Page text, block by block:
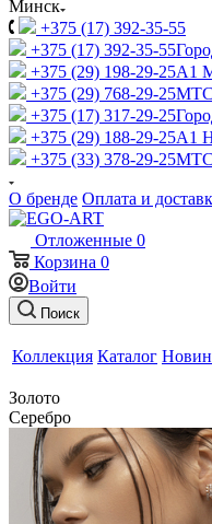
Минск
+375 (17) 392-35-55
+375 (17) 392-35-55
+375 (29) 198-29-25A1
+375 (29) 768-29-25МТС
+375 (17) 317-29-25
+375 (29) 188-29-25A1
+375 (33) 378-29-25МТС
О бренде Оплата и
Отложенные 0
Корзина 0
Войти
Поиск
Коллекция Каталог
Золото
Серебро